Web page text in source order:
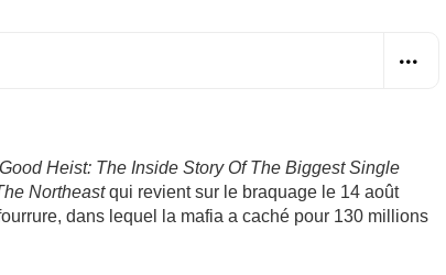
Heist: The Inside Story Of The Biggest Single
Northeastqui revient sur le braquage le 14 août
dans lequel la mafia a caché pour 130 millions